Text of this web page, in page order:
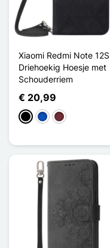
Xiaomi Redmi Note 12S
Driehoekig Hoesje met
Schouderriem
€ 20,99
ZwartSaphirRouge Vin